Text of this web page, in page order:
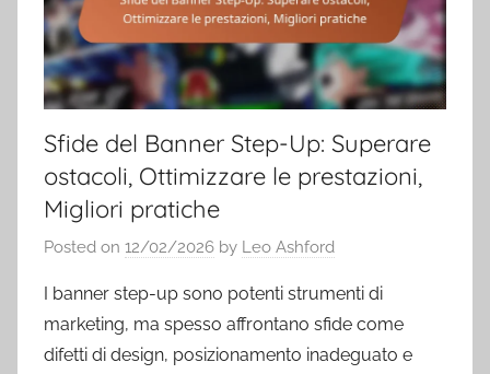
Sfide del Banner Step-Up: Superare
ostacoli, Ottimizzare le prestazioni,
Migliori pratiche
Posted on 12/02/2026 by Leo Ashford
I banner step-up sono potenti strumenti di
marketing, ma spesso affrontano sfide come
difetti di design, posizionamento inadeguato e